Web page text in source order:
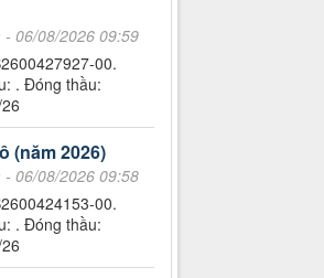
- 06/08/2026 09:59
00.
. Đóng thầu:
(năm 2026)
- 06/08/2026 09:58
00.
. Đóng thầu: